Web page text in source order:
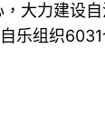
，大力建设
乐组织